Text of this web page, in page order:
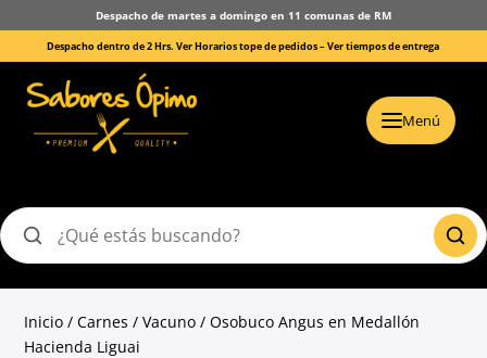
Despacho de martes a domingo en 11 comunas de RM
Despacho dentro de 2 Hrs. Ver Horarios tope de pedidos –Ver tiempos de entrega
Menú
Buscar
Inicio /Carnes /Vacuno / Osobuco Angus en Medallón
Hacienda Liguai